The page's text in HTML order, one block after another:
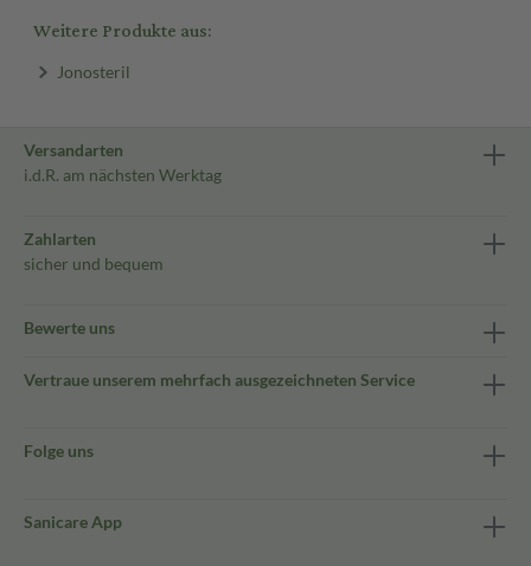
Weitere Produkte aus:
Jonosteril
Versandarten
i.d.R. am nächsten Werktag
Zahlarten
sicher und bequem
Bewerte uns
Vertraue unserem mehrfach ausgezeichneten Service
Folge uns
Sanicare App